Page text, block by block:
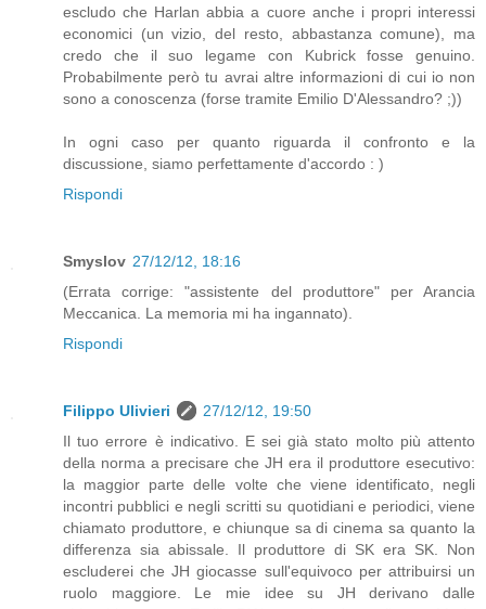
escludo che Harlan abbia a cuore anche i propri interessi
economici (un vizio, del resto, abbastanza comune), ma
credo che il suo legame con Kubrick fosse genuino.
Probabilmente però tu avrai altre informazioni di cui io non
sono a conoscenza (forse tramite Emilio D'Alessandro? ;))
In ogni caso per quanto riguarda il confronto e la
discussione, siamo perfettamente d'accordo : )
Rispondi
Smyslov 27/12/12, 18:16
(Errata corrige: "assistente del produttore" per Arancia
Meccanica. La memoria mi ha ingannato).
Rispondi
Filippo Ulivieri
27/12/12, 19:50
Il tuo errore è indicativo. E sei già stato molto più attento
della norma a precisare che JH era il produttore esecutivo:
la maggior parte delle volte che viene identificato, negli
incontri pubblici e negli scritti su quotidiani e periodici, viene
chiamato produttore, e chiunque sa di cinema sa quanto la
differenza sia abissale. Il produttore di SK era SK. Non
escluderei che JH giocasse sull'equivoco per attribuirsi un
ruolo maggiore. Le mie idee su JH derivano dalle